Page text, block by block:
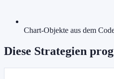
Chart-Objekte aus dem
Diese Strategien